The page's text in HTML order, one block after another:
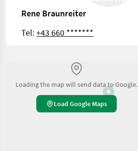
Rene Braunreiter
Tel:+43 660 *******
Loading the map will send data to Google.
Load Google Maps